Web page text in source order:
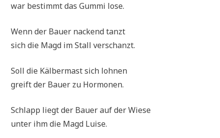
war bestimmt das Gum­mi lose.
Wenn der Bau­er nackend tanzt
sich die Magd im Stall verschanzt.
Soll die Käl­ber­mast sich lohnen
greift der Bau­er zu Hormonen.
Schlapp liegt der Bau­er auf der Wiese
unter ihm die Magd Luise.